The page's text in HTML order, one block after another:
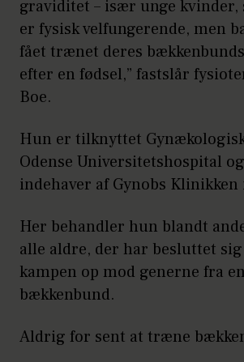
Til sidst 10
hvor du holder hvert
sekunder.
Hvis du ikke kan klare
du, at du skal i gang
træningen.
graviditet – især unge kvinder,
er fysisk velfungerende, men
fået trænet deres
efter en fødsel,” fastslår
Boe.
Hun er tilknyttet
Odense Universitetshospital
indehaver af Gynobs Klinikken
Her behandler hun blandt
alle aldre, der har besluttet
kampen op mod generne fra
bækkenbund.
Aldrig for sent at træne